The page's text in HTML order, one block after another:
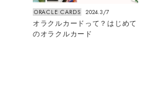
ORACLE CARDS 2024.3/7
オラクルカードって？はじめて
のオラクルカード